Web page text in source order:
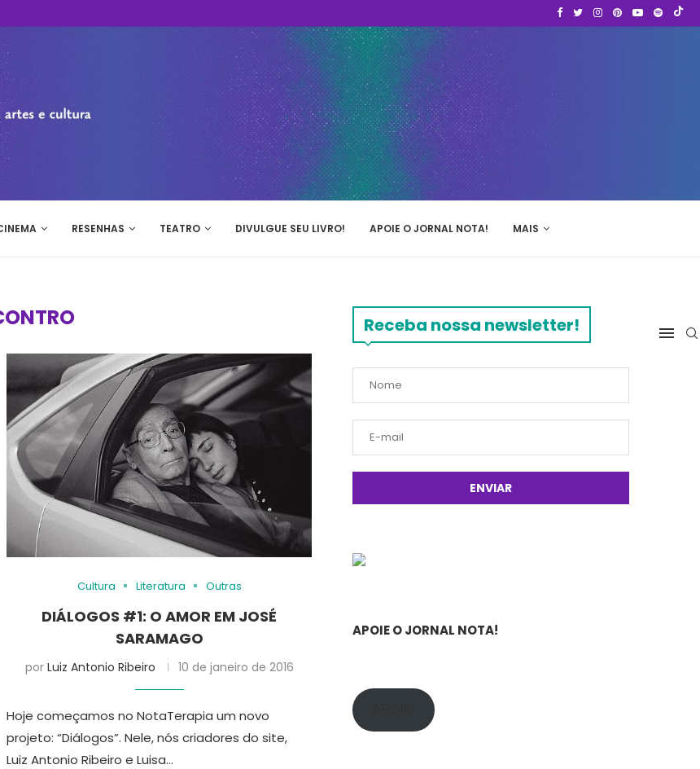
RESENHAS TEATRO DIVULGUE SEU LIVRO! APOIE O JORNAL NOTA! MAIS
Cultura Literatura Outras
DIÁLOGOS #1: O AMOR EM JOSÉ
SARAMAGO
por Luiz Antonio Ribeiro 10 de janeiro de 2016
Hoje começamos no NotaTerapia um novo
projeto: “Diálogos”. Nele, nós criadores do site,
Luiz Antonio Ribeiro e Luisa…
Receba nossa newsletter!
APOIE O JORNAL NOTA!